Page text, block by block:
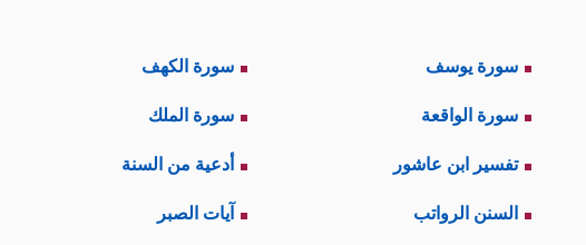
سورة يوسف سورة الكهف
سورة الواقعة سورة الملك
تفسير ابن عاشور أدعية من السنة
السنن الرواتب آيات الصبر